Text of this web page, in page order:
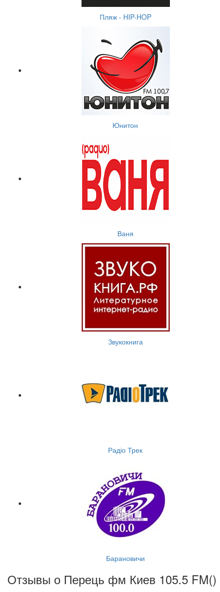
Пляж - HIP-HOP
Юнитон
Ваня
Звукокнига
Радіо Трек
Барановичи
Отзывы о Перець фм Киев 105.5 FM()